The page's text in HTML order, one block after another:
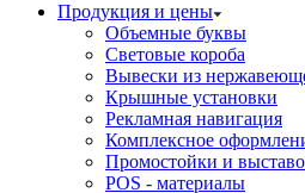
Продукция и цены
Объемные буквы
Световые короба
Вывески из
Крышные установки
Рекламная навигация
Комплексное
Промостойки и
POS - материалы